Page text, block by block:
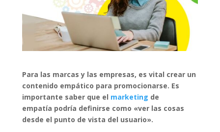
Para las marcas y las empresas, es vital crear un
contenido empático para promocionarse. Es
importante saber que el marketing de
empatía podría definirse como «ver las cosas
desde el punto de vista del usuario».